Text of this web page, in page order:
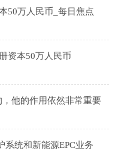
50万人民币_每日焦点
资本50万人民币
他的作用依然非常重要
系统和新能源EPC业务